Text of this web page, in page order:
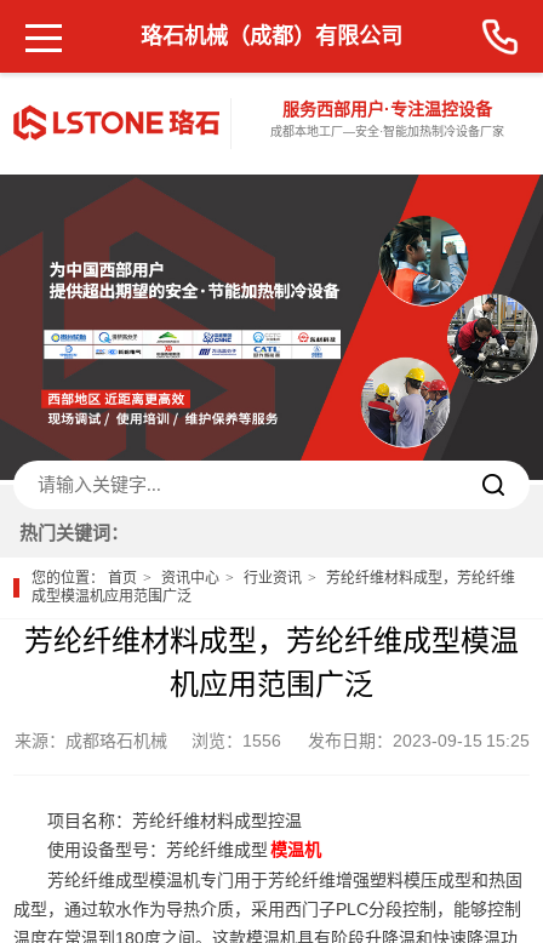
服务西部用户·专注温控设备
成都本地工厂—安全·智能加热制冷设备厂家
珞石机械（成都）有限公司
热门关键词：
您的位置：首页 资讯中心 行业资讯
芳纶纤维材料成型，芳纶纤维
成型模温机应用范围广泛
芳纶纤维材料成型，芳纶纤维成型模温
机应用范围广泛
来源：成都珞石机械 浏览：1556 发布日期：2023-09-15 15:25
项目名称：芳纶纤维材料成型控温
使用设备型号：芳纶纤维成型 模温机
芳纶纤维成型模温机专门用于芳纶纤维增强塑料模压成型和热固
成型，通过软水作为导热介质，采用西门子PLC分段控制，能够控制
温度在常温到180度之间。这款模温机具有阶段升降温和快速降温功